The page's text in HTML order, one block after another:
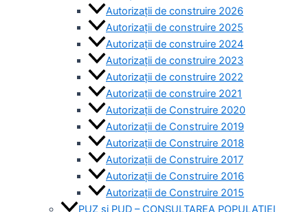
Autorizații de construire 2026
Autorizații de construire 2025
Autorizații de construire 2024
Autorizații de construire 2023
Autorizații de construire 2022
Autorizații de construire 2021
Autorizații de Construire 2020
Autorizații de Construire 2019
Autorizaţii de Construire 2018
Autorizaţii de Construire 2017
Autorizaţii de Construire 2016
Autorizaţii de Construire 2015
PUZ si PUD – CONSULTAREA POPULAȚIEI